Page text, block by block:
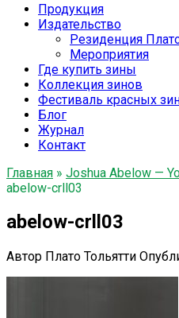
Продукция
Издательство
Резиденция
Мероприятия
Где купить зины
Коллекция зинов
Фестиваль красных
Блог
Журнал
Контакт
Главная » Joshua Abelow —
abelow-crll03
abelow-crll03
Автор Плато Тольятти